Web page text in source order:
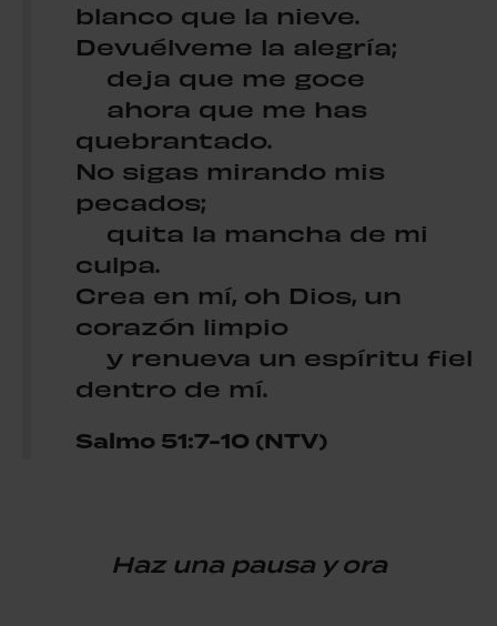
blanco que la nieve.
Devuélveme la alegría;
deja que me goce
ahora que me has
quebrantado.
No sigas mirando mis
pecados;
quita la mancha de mi
culpa.
Crea en mí, oh Dios, un
corazón limpio
y renueva un espíritu fiel
dentro de mí.
Salmo 51:7-10 (NTV)
Haz una pausa y ora